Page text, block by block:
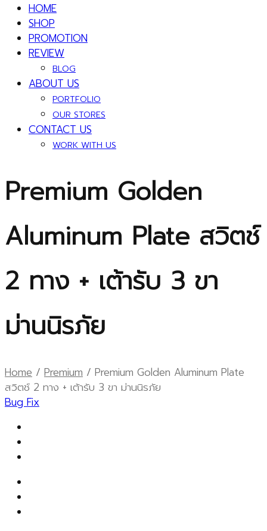
HOME
SHOP
PROMOTION
REVIEW
BLOG
ABOUT US
PORTFOLIO
OUR STORES
CONTACT US
WORK WITH US
Premium Golden
Aluminum Plate สวิตช์
2 ทาง + เต้ารับ 3 ขา
ม่านนิรภัย
Home / Premium / Premium Golden Aluminum Plate
สวิตช์ 2 ทาง + เต้ารับ 3 ขา ม่านนิรภัย
Bug Fix